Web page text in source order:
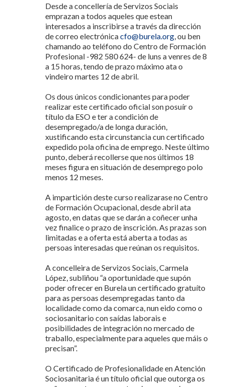
Desde a concellería de Servizos Sociais
emprazan a todos aqueles que estean
interesados a inscribirse a través da dirección
de correo electrónicacfo@burela.org, ou ben
chamando ao teléfono do Centro de Formación
Profesional -982 580 624- de luns a venres de 8
a 15 horas, tendo de prazo máximo ata o
vindeiro martes 12 de abril.
Os dous únicos condicionantes para poder
realizar este certificado oficial son posuír o
título da ESO e ter a condición de
desempregado/a de longa duración,
xustificando esta circunstancia cun certificado
expedido pola oficina de emprego. Neste último
punto, deberá recollerse que nos últimos 18
meses figura en situación de desemprego polo
menos 12 meses.
A impartición deste curso realizarase no Centro
de Formación Ocupacional, desde abril ata
agosto, en datas que se darán a coñecer unha
vez finalice o prazo de inscrición. As prazas son
limitadas e a oferta está aberta a todas as
persoas interesadas que reúnan os requisitos.
A concelleira de Servizos Sociais, Carmela
López, subliñou “a oportunidade que supón
poder ofrecer en Burela un certificado gratuíto
para as persoas desempregadas tanto da
localidade como da comarca, nun eido como o
sociosanitario con saídas laborais e
posibilidades de integración no mercado de
traballo, especialmente para aqueles que máis o
precisan”.
O Certificado de Profesionalidade en Atención
Sociosanitaria é un título oficial que outorga os